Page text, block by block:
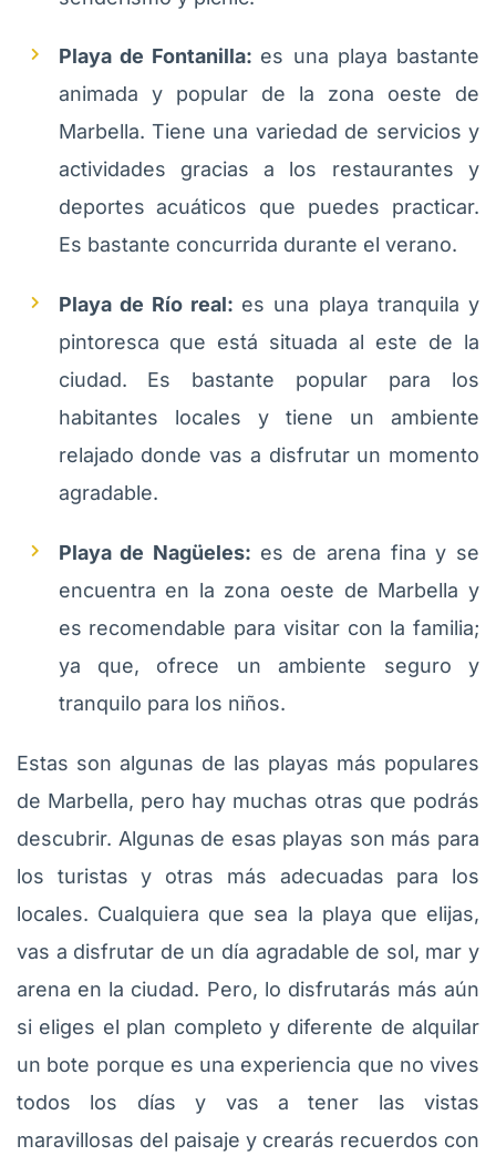
Playa de Fontanilla: es una playa bastante
animada y popular de la zona oeste de
Marbella. Tiene una variedad de servicios y
actividades gracias a los restaurantes y
deportes acuáticos que puedes practicar.
Es bastante concurrida durante el verano.
Playa de Río real: es una playa tranquila y
pintoresca que está situada al este de la
ciudad. Es bastante popular para los
habitantes locales y tiene un ambiente
relajado donde vas a disfrutar un momento
agradable.
Playa de Nagüeles: es de arena fina y se
encuentra en la zona oeste de Marbella y
es recomendable para visitar con la familia;
ya que, ofrece un ambiente seguro y
tranquilo para los niños.
Estas son algunas de las playas más populares
de Marbella, pero hay muchas otras que podrás
descubrir. Algunas de esas playas son más para
los turistas y otras más adecuadas para los
locales. Cualquiera que sea la playa que elijas,
vas a disfrutar de un día agradable de sol, mar y
arena en la ciudad. Pero, lo disfrutarás más aún
si eliges el plan completo y diferente de alquilar
un bote porque es una experiencia que no vives
todos los días y vas a tener las vistas
maravillosas del paisaje y crearás recuerdos con